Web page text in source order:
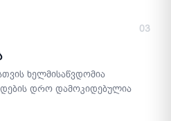
03
ხელმისაწვდომია
დრო დამოკიდებულია